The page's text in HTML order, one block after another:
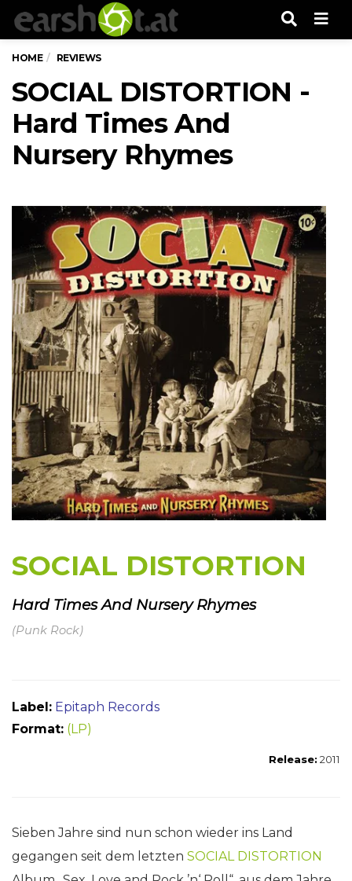
HOME REVIEWS
SOCIAL DISTORTION -
Hard Times And
Nursery Rhymes
SOCIAL DISTORTION
Hard Times And Nursery Rhymes
(Punk Rock)
Label: Epitaph Records
Format: (LP)
Release: 2011
Sieben Jahre sind nun schon wieder ins Land
gegangen seit dem letzten SOCIAL DISTORTION